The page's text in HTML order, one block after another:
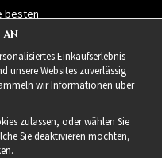
besten
AN
Einkaufserlebnis
unsere Websites zuverlässig
wir Informationen über
zulassen, oder wählen Sie
Sie deaktivieren möchten,